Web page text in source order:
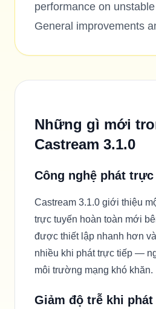
performance on
General improvements
Những gì mới
Castream 3.1.0
Công nghệ phát
Castream 3.1.0 giới thiệu
trực tuyến hoàn toàn mới
được thiết lập nhanh hơn
nhiều khi phát trực tiếp —
môi trường mạng khó khăn.
Giảm độ trễ khi